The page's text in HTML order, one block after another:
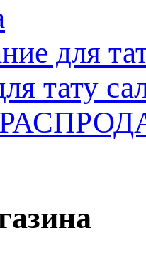
для
тату